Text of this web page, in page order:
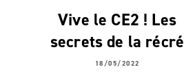
Vive le CE2 ! Les
secrets de la récré
18/05/2022